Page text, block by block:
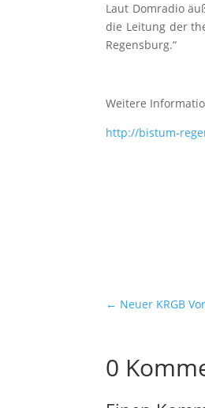
Laut Domradio
die Leitung der
Regensburg.“
Weitere
http://bistum-
← Neuer KRGB
0